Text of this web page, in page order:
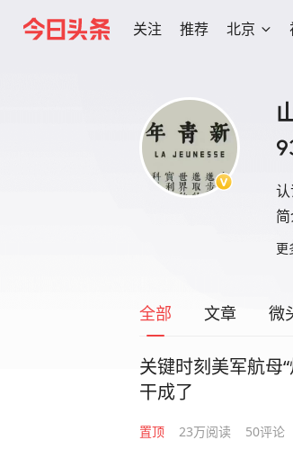
关注 推荐 北京
认
简
更
全部 文章 微
关键时刻美军航母
干成了
置顶 23万阅读 50评论